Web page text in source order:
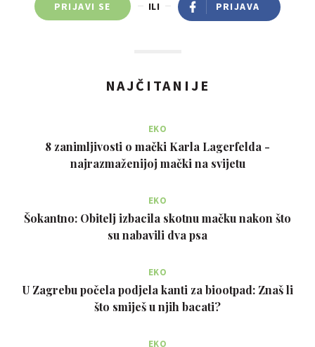
PRIJAVI SE ILI PRIJAVA
NAJČITANIJE
EKO
8 zanimljivosti o mački Karla Lagerfelda -
najrazmaženijoj mački na svijetu
EKO
Šokantno: Obitelj izbacila skotnu mačku nakon što
su nabavili dva psa
EKO
U Zagrebu počela podjela kanti za biootpad: Znaš li
što smiješ u njih bacati?
EKO